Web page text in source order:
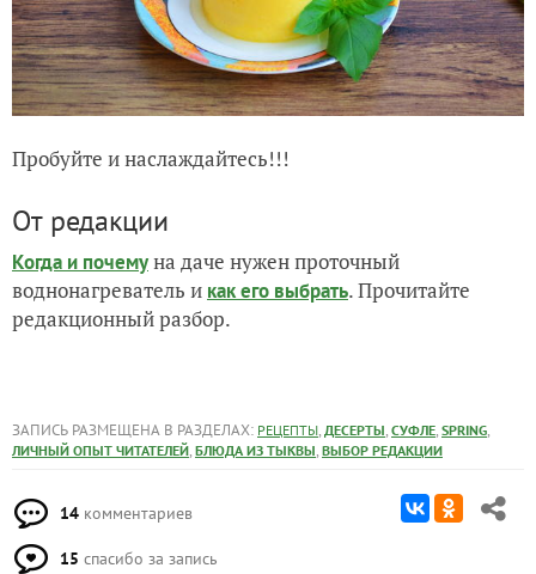
Пробуйте и наслаждайтесь!!!
От редакции
Когда и почемуна даче нужен проточный
воднонагреватель и как его выбрать. Прочитайте
редакционный разбор.
ЗАПИСЬ РАЗМЕЩЕНА В РАЗДЕЛАХ: РЕЦЕПТЫ, ДЕСЕРТЫ, СУФЛЕ, SPRING,
ЛИЧНЫЙ ОПЫТ ЧИТАТЕЛЕЙ, БЛЮДА ИЗ ТЫКВЫ, ВЫБОР РЕДАКЦИИ
14 комментариев
15 спасибо за запись